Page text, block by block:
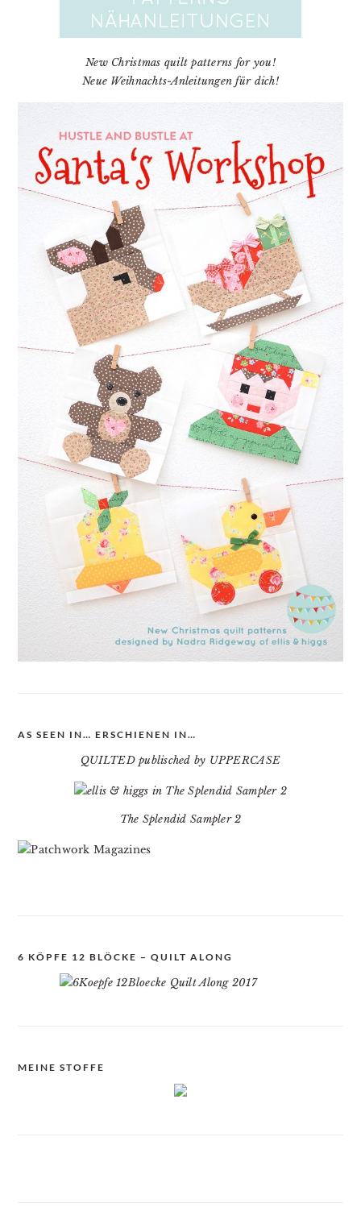
New Christmas quilt patterns for you!
Neue Weihnachts-Anleitungen für dich!
AS SEEN IN… ERSCHIENEN IN…
QUILTED publisched by UPPERCASE
The Splendid Sampler 2
6 KÖPFE 12 BLÖCKE – QUILT ALONG
MEINE STOFFE